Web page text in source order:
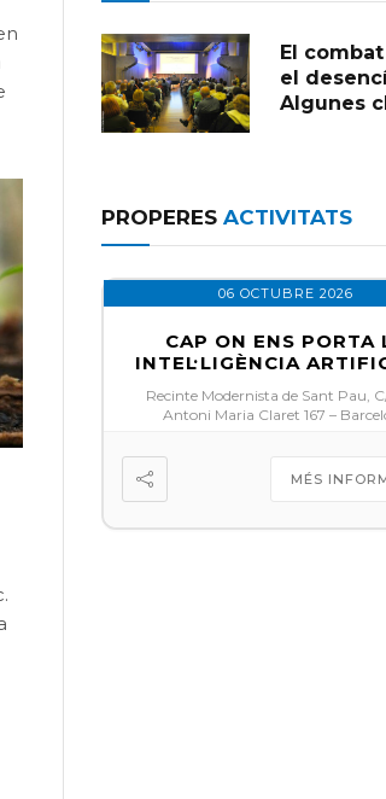
El
el
Algunes
PROPERESACTIVITATS
06 OCTUBRE 2026
CAP ON ENS PORTA
INTEL·LIGÈNCIA
Recinte Modernista de Sant Pau,
Antoni Maria Claret 167 –
MÉS